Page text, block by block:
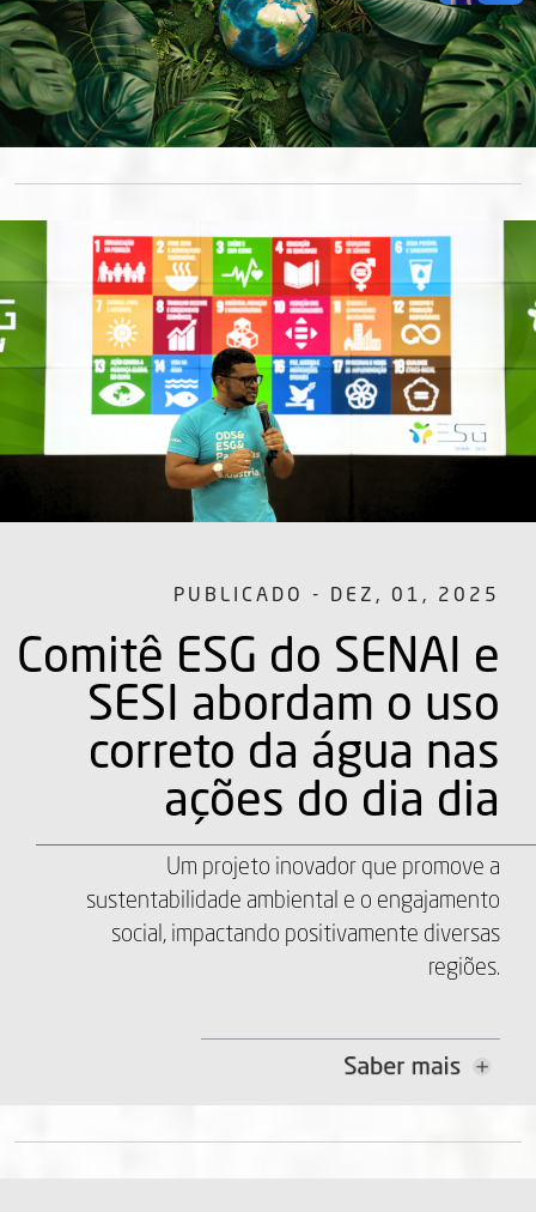
PUBLICADO - DEZ, 01, 2025
Comitê ESG do SENAI e
SESI abordam o uso
correto da água nas
ações do dia dia
Um projeto inovador que promove a
sustentabilidade ambiental e o engajamento
social, impactando positivamente diversas
regiões.